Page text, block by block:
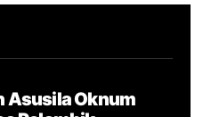
Asusila Oknum